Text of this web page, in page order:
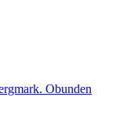
Obunden